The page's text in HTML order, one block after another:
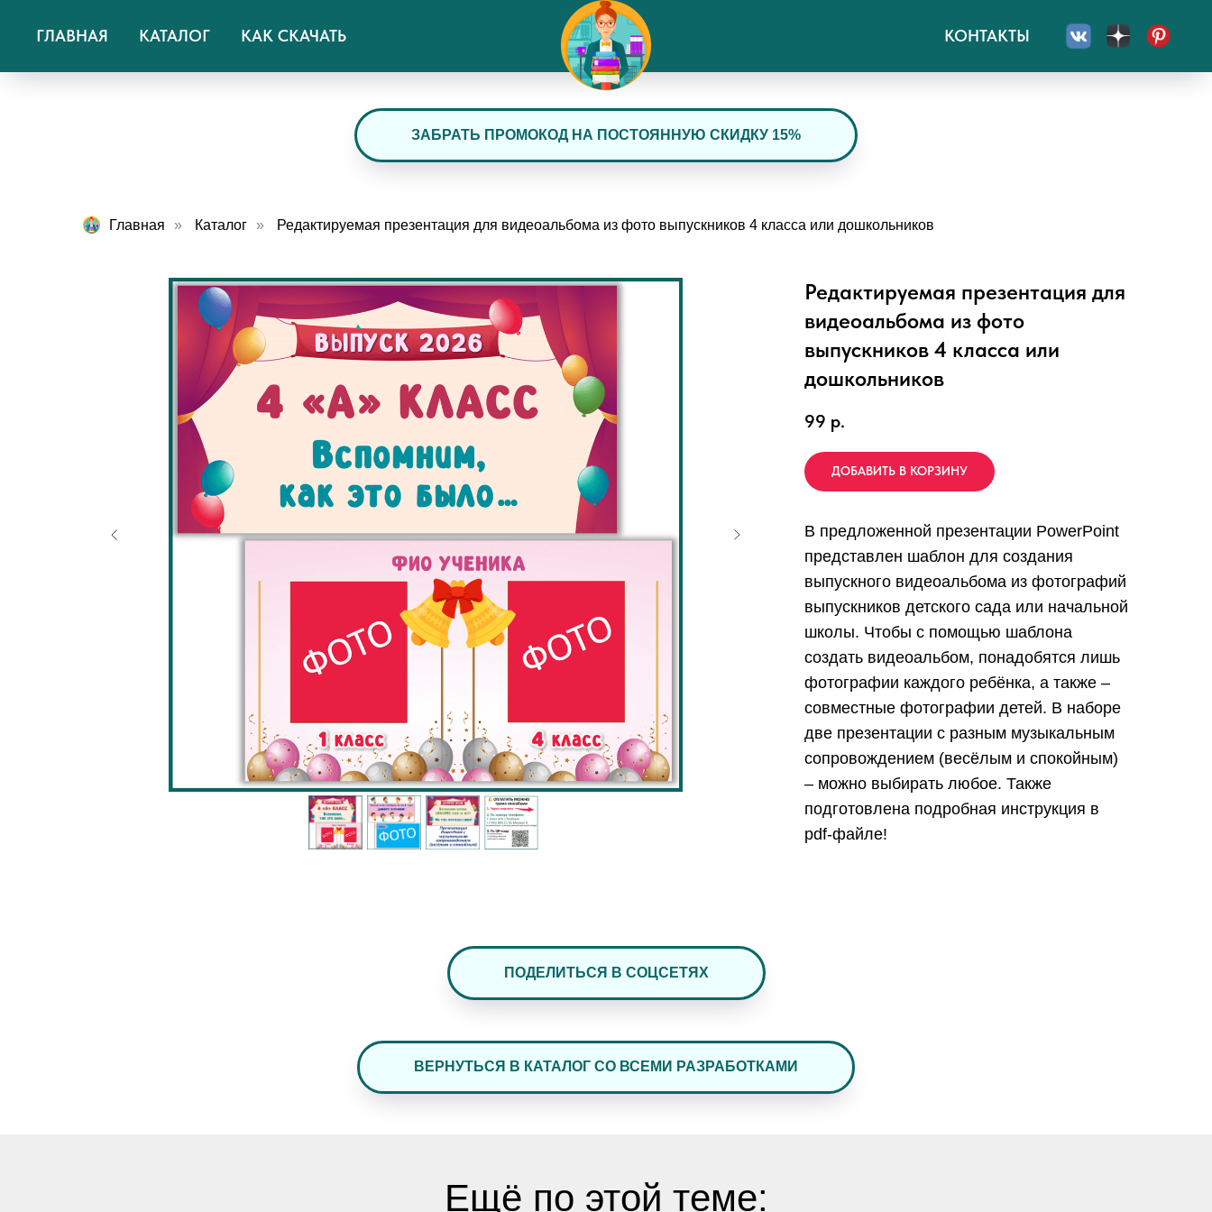
ГЛАВНАЯ КАТАЛОГ КАК СКАЧАТЬ КОНТАКТЫ
ЗАБРАТЬ ПРОМОКОД НА ПОСТОЯННУЮ СКИДКУ 15%
Главная » Каталог » Редактируемая презентация для видеоальбома из фото выпускников 4 класса или дошкольников
Редактируемая презентация для
видеоальбома из фото
выпускников 4 класса или
дошкольников
99 р.
ДОБАВИТЬ В КОРЗИНУ
В предложенной презентации PowerPoint
представлен шаблон для создания
выпускного видеоальбома из фотографий
выпускников детского сада или начальной
школы. Чтобы с помощью шаблона
создать видеоальбом, понадобятся лишь
фотографии каждого ребёнка, а также –
совместные фотографии детей. В наборе
две презентации с разным музыкальным
сопровождением (весёлым и спокойным)
– можно выбирать любое. Также
подготовлена подробная инструкция в
pdf-файле!
ПОДЕЛИТЬСЯ В СОЦСЕТЯХ
ВЕРНУТЬСЯ В КАТАЛОГ СО ВСЕМИ РАЗРАБОТКАМИ
Ещё по этой теме: